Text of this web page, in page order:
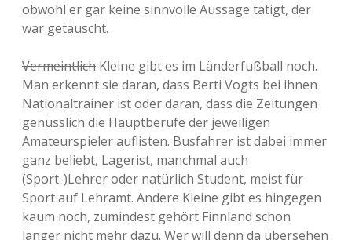
obwohl er gar keine sinnvolle Aussage tätigt, der
war getäuscht.
Vermeintlich Kleine gibt es im Länderfußball noch.
Man erkennt sie daran, dass Berti Vogts bei ihnen
Nationaltrainer ist oder daran, dass die Zeitungen
genüsslich die Hauptberufe der jeweiligen
Amateurspieler auflisten. Busfahrer ist dabei immer
ganz beliebt, Lagerist, manchmal auch
(Sport-)Lehrer oder natürlich Student, meist für
Sport auf Lehramt. Andere Kleine gibt es hingegen
kaum noch, zumindest gehört Finnland schon
länger nicht mehr dazu. Wer will denn da übersehen